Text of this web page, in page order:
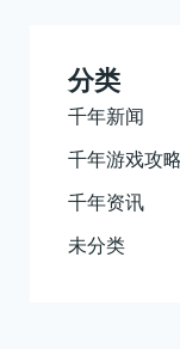
分类
千年新闻
千年游戏攻略
千年资讯
未分类